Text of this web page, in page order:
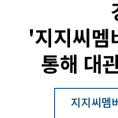
'지지씨멤
통해 대
지지씨멤